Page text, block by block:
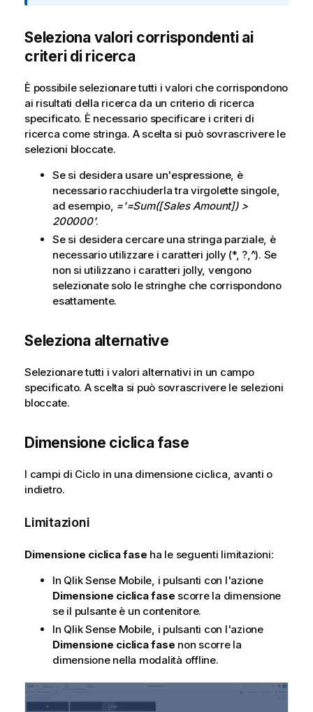
t
i
a
o
r
a
Seleziona valori corrispondenti ai
criteri di ricerca
È possibile selezionare tutti i valori che corrispondono
ai risultati della ricerca da un criterio di ricerca
specificato. È necessario specificare i criteri di
ricerca come stringa. A scelta si può sovrascrivere le
selezioni bloccate.
Se si desidera usare un'espressione, è
necessario racchiuderla tra virgolette singole,
ad esempio, ='=Sum([Sales Amount]) >
200000'.
Se si desidera cercare una stringa parziale, è
necessario utilizzare i caratteri jolly (*, ?,^). Se
non si utilizzano i caratteri jolly, vengono
selezionate solo le stringhe che corrispondono
esattamente.
Seleziona alternative
Selezionare tutti i valori alternativi in un campo
specificato. A scelta si può sovrascrivere le selezioni
bloccate.
Dimensione ciclica fase
I campi di Ciclo in una dimensione ciclica, avanti o
indietro.
Limitazioni
Dimensione ciclica fase ha le seguenti limitazioni:
In Qlik Sense Mobile, i pulsanti con l'azione
Dimensione ciclica fase scorre la dimensione
se il pulsante è un contenitore.
In Qlik Sense Mobile, i pulsanti con l'azione
Dimensione ciclica fase non scorre la
dimensione nella modalità offline.